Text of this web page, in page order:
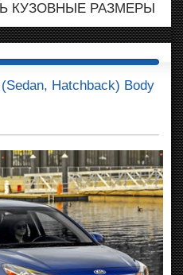
КУЗОВНЫЕ РАЗМЕРЫ
Hatchback) Body